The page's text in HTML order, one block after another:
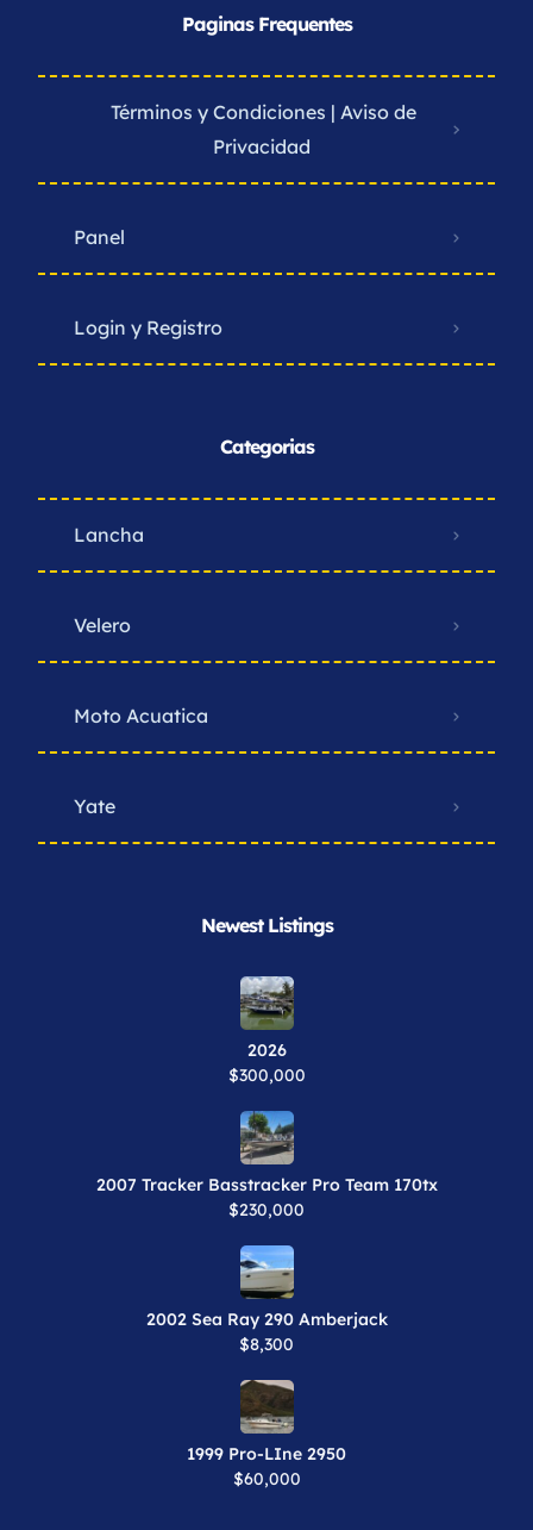
Paginas Frequentes
Términos y Condiciones | Aviso de
Privacidad ​
Panel
Login y Registro
Categorias
Lancha
Velero
Moto Acuatica
Yate
Newest Listings​
2026
$300,000
2007 Tracker Basstracker Pro Team 170tx
$230,000
2002 Sea Ray 290 Amberjack
$8,300
1999 Pro-LIne 2950
$60,000